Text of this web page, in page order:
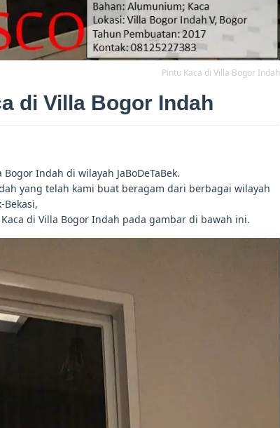
Pintu Kaca di Villa Bogor Indah
di Villa Bogor Indah
Indah di wilayah JaBoDeTaBek.
yang telah kami buat beragam dari berbagai wilayah
Bekasi,
di Villa Bogor Indah pada gambar di bawah ini.